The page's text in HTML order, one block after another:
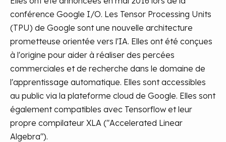
conférence Google I/O. Les Tensor Processing Units
(TPU) de Google sont une nouvelle architecture
prometteuse orientée vers l'IA. Elles ont été conçues
à l'origine pour aider à réaliser des percées
commerciales et de recherche dans le domaine de
l'apprentissage automatique. Elles sont accessibles
au public via la plateforme cloud de Google. Elles sont
également compatibles avec Tensorflow et leur
propre compilateur XLA ("Accelerated Linear
Algebra").